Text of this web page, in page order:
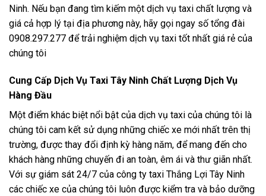
Ninh. Nếu bạn đang tìm kiếm một dịch vụ taxi chất lượng và
giá cả hợp lý tại địa phương này, hãy gọi ngay số tổng đài
0908.297.277 để trải nghiệm dịch vụ taxi tốt nhất giá rẻ của
chúng tôi
Cung Cấp Dịch Vụ Taxi Tây Ninh Chất Lượng Dịch Vụ
Hàng Đầu
Một điểm khác biệt nổi bật của dịch vụ taxi của chúng tôi là
chúng tôi cam kết sử dụng những chiếc xe mới nhất trên thị
trường, được thay đổi định kỳ hàng năm, để mang đến cho
khách hàng những chuyến đi an toàn, êm ái và thư giãn nhất.
Với sự giám sát 24/7 của công ty taxi Thắng Lợi Tây Ninh
các chiếc xe của chúng tôi luôn được kiểm tra và bảo dưỡng